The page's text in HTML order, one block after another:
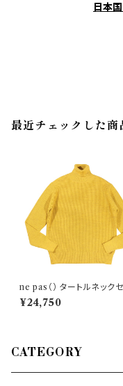
日本
最近チェックした商
ne pas（） タートルネック
ー 1/0501 29820
¥24,750
CATEGORY